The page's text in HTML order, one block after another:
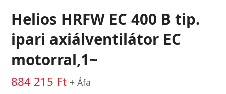
Helios HRFW EC 400 B tip.
ipari axiálventilátor EC
motorral,1~
884 215 Ft + Áfa